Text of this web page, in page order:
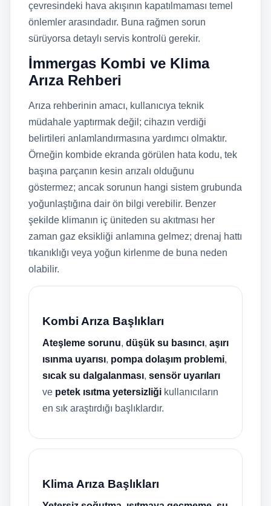
çevresindeki hava akışının kapatılmaması temel
önlemler arasındadır. Buna rağmen sorun
sürüyorsa detaylı servis kontrolü gerekir.
İmmergas Kombi ve Klima
Arıza Rehberi
Arıza rehberinin amacı, kullanıcıya teknik
müdahale yaptırmak değil; cihazın verdiği
belirtileri anlamlandırmasına yardımcı olmaktır.
Örneğin kombide ekranda görülen hata kodu, tek
başına parçanın kesin arızalı olduğunu
göstermez; ancak sorunun hangi sistem grubunda
yoğunlaştığına dair ön bilgi verebilir. Benzer
şekilde klimanın iç üniteden su akıtması her
zaman gaz eksikliği anlamına gelmez; drenaj hattı
tıkanıklığı veya yoğun kirlenme de buna neden
olabilir.
Kombi Arıza Başlıkları
Ateşleme sorunu, düşük su basıncı, aşırı
ısınma uyarısı, pompa dolaşım problemi,
sıcak su dalgalanması, sensör uyarıları
ve petek ısıtma yetersizliği kullanıcıların
en sık araştırdığı başlıklardır.
Klima Arıza Başlıkları